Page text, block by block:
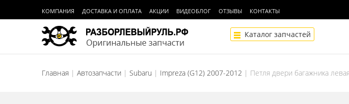
КОМПАНИЯ ДОСТАВКА И ОПЛАТА АКЦИИ ВИДЕОБЛОГ ОТЗЫВЫ КОНТАКТЫ
Каталог запчастей
Главная Автозапчасти Subaru Impreza (G12) 2007-2012 Петля двери багажника